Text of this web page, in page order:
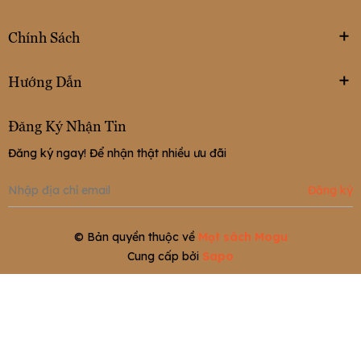
Chính Sách
Hướng Dẫn
Đăng Ký Nhận Tin
Đăng ký ngay! Để nhận thật nhiều ưu đãi
Đăng ký
© Bản quyền thuộc về Mọt sách Mogu
Cung cấp bởi Sapo